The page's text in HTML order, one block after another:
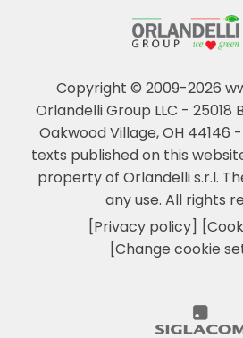
Copyright © 2009-2026
Orlandelli Group LLC - 25018
Oakwood Village, OH 44146 -
texts published on this
property of Orlandelli s.r.l.
any use. All rights
[Privacy policy]
[Change cookie